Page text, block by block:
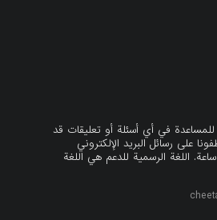
للمساعدة في أي أسئلة أو تعليقات قد
على رسائل البريد الإلكتروني
الواردة في غضون 24 ساعة. اللغة الرسمية للدعم هي اللغة